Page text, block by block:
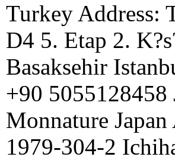
Turkey Address:
D4 5. Etap 2.
Basaksehir
+90 5055128458
Monnature
1979-304-2